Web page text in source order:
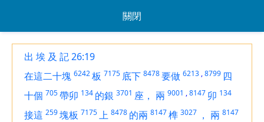
關閉
出 埃 及 記 26:19
在這二十塊 6242板 7175 底下 8478要做 6213 ,8799 四
十個 705帶卯 134 的銀 3701 座， 兩 9001 ,8147 卯 134
接這 259塊板 7175上 8478 的兩 8147榫 3027 ， 兩 8147